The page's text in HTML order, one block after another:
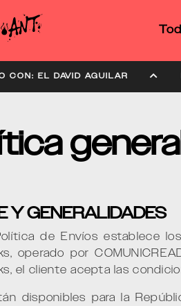
CON: EL DAVID AGUILAR
Y GENERALIDADES
de Envíos establece
operado por
el cliente acepta las
disponibles para la